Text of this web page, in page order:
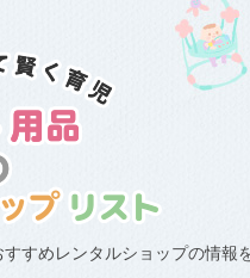
すめレンタルショップの情報